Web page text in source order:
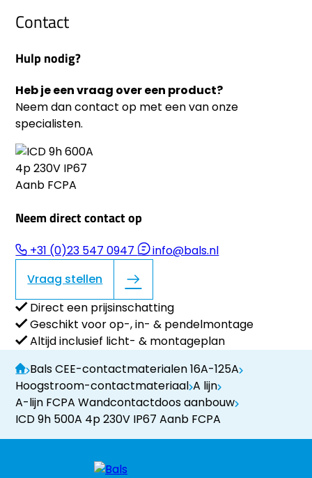
Contact
Hulp nodig?
Heb je een vraag over een product?
Neem dan contact op met een van onze
specialisten.
Neem direct contact op
+31 (0)23 547 0947
info@bals.nl
Vraag stellen
Direct een prijsinschatting
Geschikt voor op-, in- & pendelmontage
Altijd inclusief licht- & montageplan
Bals CEE-contactmaterialen 16A-125A
Hoogstroom-contactmateriaal A lijn
A-lijn FCPA Wandcontactdoos aanbouw
ICD 9h 500A 4p 230V IP67 Aanb FCPA